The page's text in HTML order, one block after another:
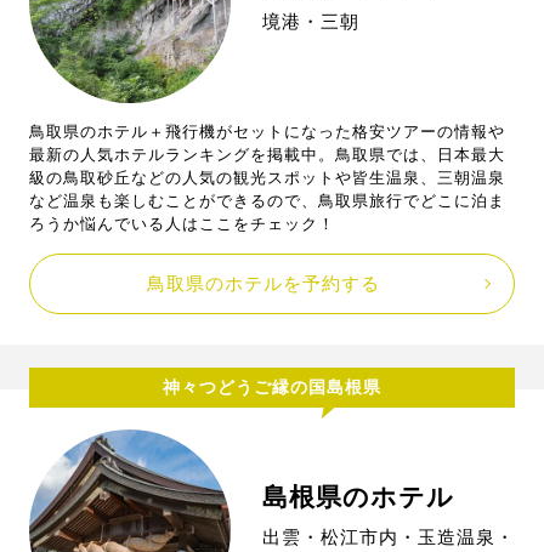
境港・三朝
鳥取県のホテル＋飛行機がセットになった格安ツアーの情報や
最新の人気ホテルランキングを掲載中。鳥取県では、日本最大
級の鳥取砂丘などの人気の観光スポットや皆生温泉、三朝温泉
など温泉も楽しむことができるので、鳥取県旅行でどこに泊ま
ろうか悩んでいる人はここをチェック！
鳥取県のホテルを予約する
神々つどうご縁の国島根県
島根県のホテル
出雲・松江市内・玉造温泉・